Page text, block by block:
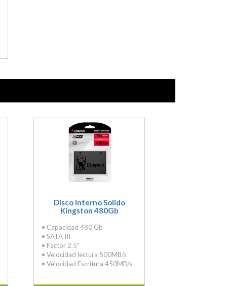
Disco Interno Solido
Kingston 480Gb
• Capacidad 480 Gb
• SATA III
• Factor 2.5"
• Velocidad lectura 500MB/s
• Velocidad Escritura 450MB/s